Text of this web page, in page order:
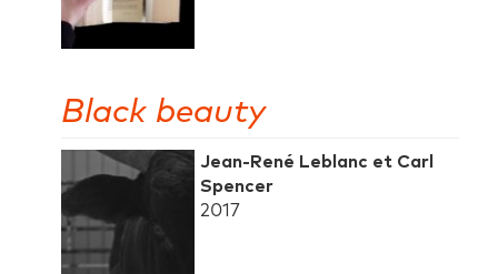
Black beauty
Jean-René Leblanc et Carl
Spencer
2017